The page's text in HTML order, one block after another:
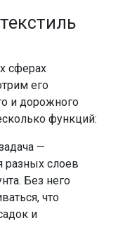
сферах
его
и дорожного
функций:
—
разных слоев
Без него
что
и